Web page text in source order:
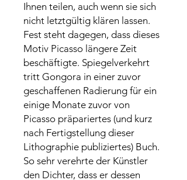
Ihnen teilen, auch wenn sie sich
nicht letztgültig klären lassen.
Fest steht dagegen, dass dieses
Motiv Picasso längere Zeit
beschäftigte. Spiegelverkehrt
tritt Gongora in einer zuvor
geschaffenen Radierung für ein
einige Monate zuvor von
Picasso präpariertes (und kurz
nach Fertigstellung dieser
Lithographie publiziertes) Buch.
So sehr verehrte der Künstler
den Dichter, dass er dessen